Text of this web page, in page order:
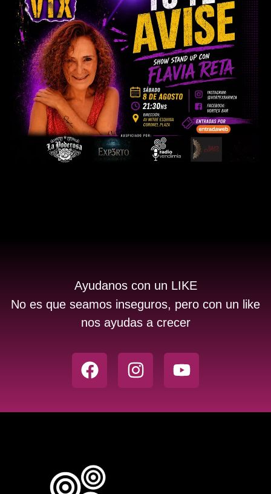
Ayudanos con un LIKE
No es que seamos inseguros, pero con un like
nos ayudas a crecer